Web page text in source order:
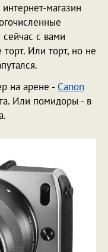
магазин
с вами
Или торт, но не
на арене - Canon
Или помидоры - в